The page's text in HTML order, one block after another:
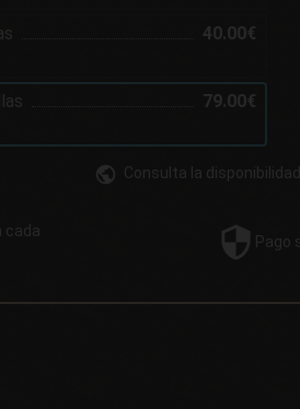
40.00€
79.00€
Consulta la
cada
Pago